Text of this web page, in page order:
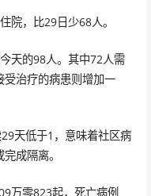
院，比29日少68人。
天的98人。其中72人需
治疗的病患则增加一
天低于1，意味着社区病
成隔离。
万零823起，死亡病例